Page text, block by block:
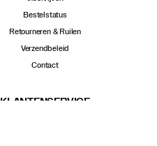
Bestelstatus
Retourneren & Ruilen
Verzendbeleid
Contact
KLANTENSERVICE